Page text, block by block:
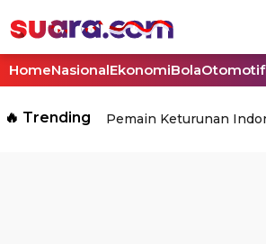
HomeNasionalEkonomiBolaOtomotif
🔥 Trending Pemain Keturunan